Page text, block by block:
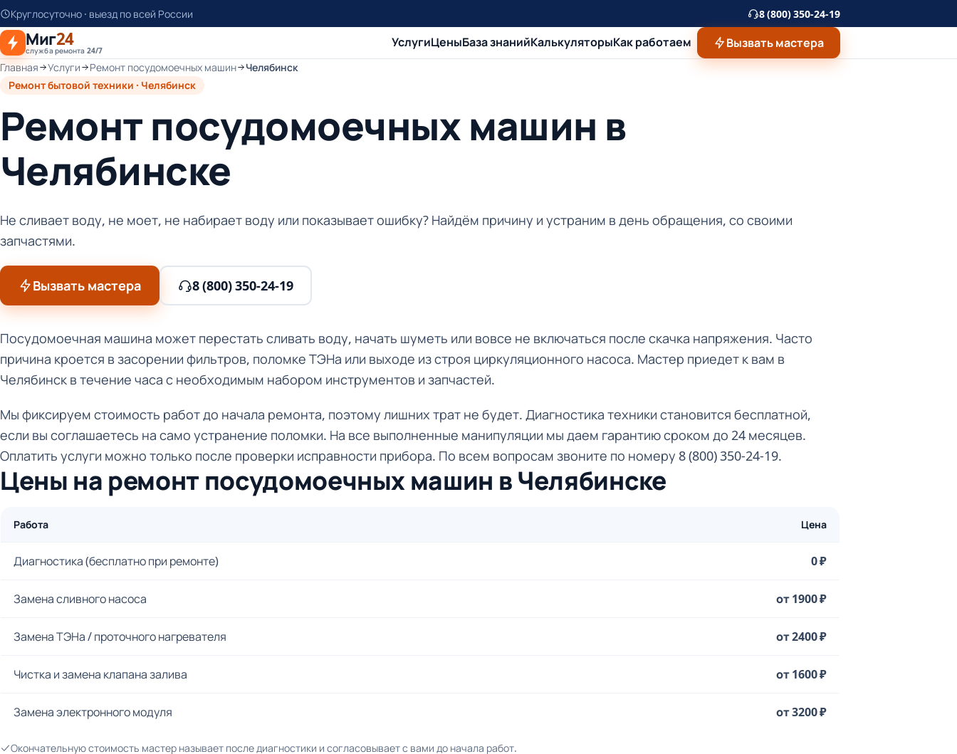
К
основному
контенту
Круглосуточно · выезд по всей России 8 (800) 350-24-19
Миг24
служба ремонта 24/7
УслугиЦеныБаза знанийКалькуляторыКак работаем Вызвать мастера
Главная Услуги Ремонт посудомоечных машин
Челябинск
Ремонт бытовой техники · Челябинск
Ремонт посудомоечных машин в
Челябинске
Не сливает воду, не моет, не набирает воду или показывает ошибку? Найдём причину и устраним в день обращения, со своими
запчастями.
Вызвать мастера 8 (800) 350-24-19
Посудомоечная машина может перестать сливать воду, начать шуметь или вовсе не включаться после скачка напряжения. Часто
причина кроется в засорении фильтров, поломке ТЭНа или выходе из строя циркуляционного насоса. Мастер приедет к вам в
Челябинск в течение часа с необходимым набором инструментов и запчастей.
Мы фиксируем стоимость работ до начала ремонта, поэтому лишних трат не будет. Диагностика техники становится бесплатной,
если вы соглашаетесь на само устранение поломки. На все выполненные манипуляции мы даем гарантию сроком до 24 месяцев.
Оплатить услуги можно только после проверки исправности прибора. По всем вопросам звоните по номеру 8 (800) 350-24-19.
Цены на ремонт посудомоечных машин в Челябинске
Работа Цена
Диагностика (бесплатно при ремонте) 0 ₽
Замена сливного насоса от 1900 ₽
Замена ТЭНа / проточного нагревателя от 2400 ₽
Чистка и замена клапана залива от 1600 ₽
Замена электронного модуля от 3200 ₽
Окончательную стоимость мастер называет после диагностики и согласовывает с вами до начала работ.